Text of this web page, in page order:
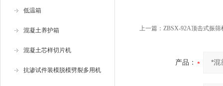
低温箱
混凝土养护箱
混凝土芯样切片机
抗渗试件装模脱模劈裂多用机
上一篇： ZBSX-92A顶击式振筛
产品：